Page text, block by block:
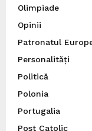
Olimpiade
Opinii
Patronatul
Personalități
Politică
Polonia
Portugalia
Post Catolic